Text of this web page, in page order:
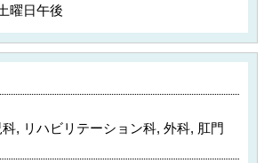
曜日午後
, リハビリテーション科, 外科, 肛門